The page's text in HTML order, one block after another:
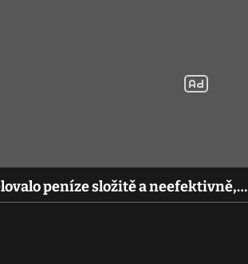
peníze složitě a neefektivně,…